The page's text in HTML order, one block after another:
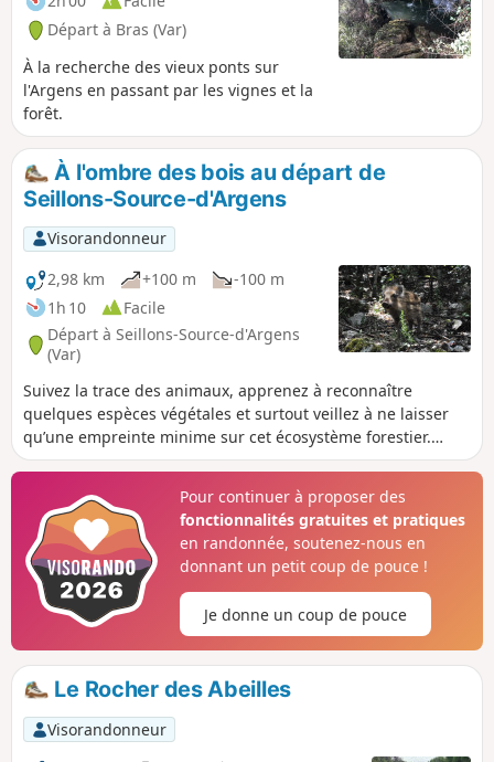
Départ à Bras (Var)
À la recherche des vieux ponts sur
l'Argens en passant par les vignes et la
forêt.
À l'ombre des bois au départ de
Seillons-Source-d'Argens
Visorandonneur
2,98 km
+100 m
-100 m
1h 10
Facile
Départ à Seillons-Source-d'Argens
(Var)
Suivez la trace des animaux, apprenez à reconnaître
quelques espèces végétales et surtout veillez à ne laisser
qu’une empreinte minime sur cet écosystème forestier.
Développé par la Communauté de communes Provence
faire découvrir de manière pédagogique et ludique, à un
public familial, le patrimoine naturel, le patrimoine bâti
excentré, les paysages et leurs évolutions au fil du temps,
ainsi que des points de vue sur les villages…
Pour continuer à proposer des
fonctionnalités gratuites et pratiques
en randonnée, soutenez-nous en
donnant un petit coup de pouce !
Je donne un coup de pouce
Le Rocher des Abeilles
Visorandonneur